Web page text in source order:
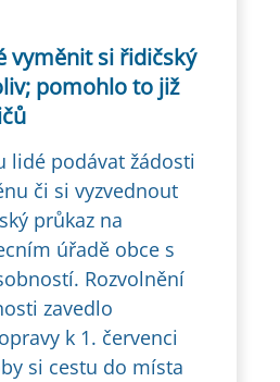
vyměnit si řidičský
pomohlo to již
lidé podávat žádosti
či si vyzvednout
průkaz na
úřadě obce s
Rozvolnění
zavedlo
k 1. červenci
si cestu do místa